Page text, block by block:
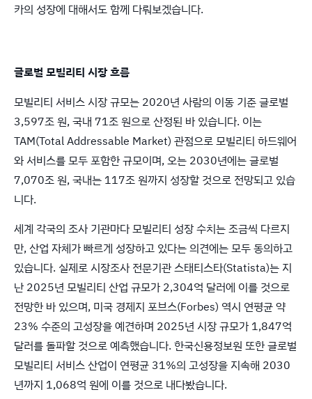
카의 성장에 대해서도 함께 다뤄보겠습니다.
글로벌 모빌리티 시장 흐름
모빌리티 서비스 시장 규모는 2020년 사람의 이동 기준 글로벌
3,597조 원, 국내 71조 원으로 산정된 바 있습니다. 이는
TAM(Total Addressable Market) 관점으로 모빌리티 하드웨어
와 서비스를 모두 포함한 규모이며, 오는 2030년에는 글로벌
7,070조 원, 국내는 117조 원까지 성장할 것으로 전망되고 있습
니다.
세계 각국의 조사 기관마다 모빌리티 성장 수치는 조금씩 다르지
만, 산업 자체가 빠르게 성장하고 있다는 의견에는 모두 동의하고
있습니다. 실제로 시장조사 전문기관 스태티스타(Statista)는 지
난 2025년 모빌리티 산업 규모가 2,304억 달러에 이를 것으로
전망한 바 있으며, 미국 경제지 포브스(Forbes) 역시 연평균 약
23% 수준의 고성장을 예견하며 2025년 시장 규모가 1,847억
달러를 돌파할 것으로 예측했습니다. 한국신용정보원 또한 글로벌
모빌리티 서비스 산업이 연평균 31%의 고성장을 지속해 2030
년까지 1,068억 원에 이를 것으로 내다봤습니다.